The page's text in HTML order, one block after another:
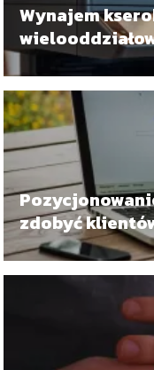
Wynajem
zdobyć